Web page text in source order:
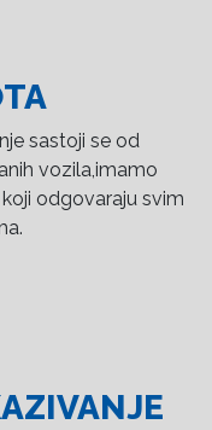
sastoji se od
vozila,imamo
odgovaraju svim